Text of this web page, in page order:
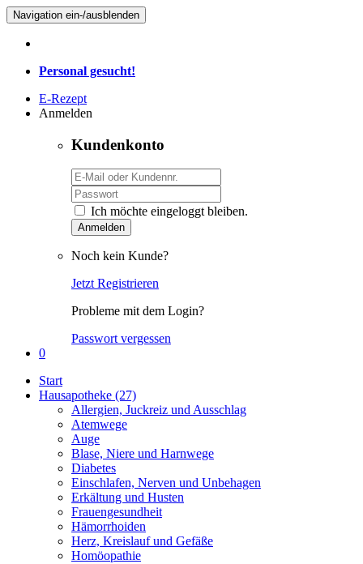
Navigation ein-/ausblenden
Personal gesucht!
E-Rezept
Anmelden
Kundenkonto
Ich möchte eingeloggt bleiben.
Anmelden
Noch kein Kunde?
Jetzt Registrieren
Probleme mit dem Login?
Passwort vergessen
0
Start
Hausapotheke (27)
Allergien, Juckreiz und Ausschlag
Atemwege
Auge
Blase, Niere und Harnwege
Diabetes
Einschlafen, Nerven und Unbehagen
Erkältung und Husten
Frauengesundheit
Hämorrhoiden
Herz, Kreislauf und Gefäße
Homöopathie